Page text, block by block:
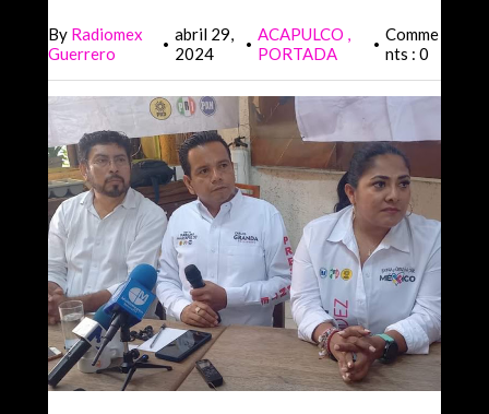
By Radiomex
Guerrero
• abril 29,
2024
• ACAPULCO
PORTADA
• Comme
nts : 0